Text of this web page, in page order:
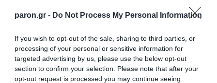
paron.gr - Do Not Process My Personal Information
If you wish to opt-out of the sale, sharing to third parties, or
processing of your personal or sensitive information for
targeted advertising by us, please use the below opt-out
section to confirm your selection. Please note that after your
opt-out request is processed you may continue seeing